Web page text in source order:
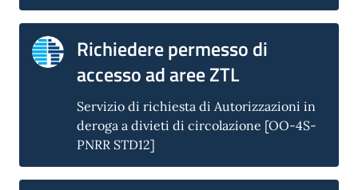
Richiedere permesso di
accesso ad aree ZTL
Servizio di richiesta di Autorizzazioni in
deroga a divieti di circolazione [OO-4S-
PNRR STD12]